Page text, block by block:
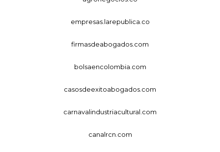
empresas.larepublica.co
firmasdeabogados.com
bolsaencolombia.com
casosdeexitoabogados.com
carnavalindustriacultural.com
canalrcn.com